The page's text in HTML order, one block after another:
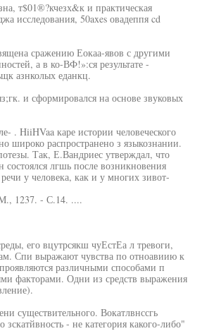
т$01®?кчезх&к и практическая
исследования, 50axes овадеппя cd
сражению Еокаа-явов с другими
а в ко-ВФ!»:ся результате -
азнколых еданкц.
и сформировался на основе звуковых
. HiiHVaa каре истории человеческого
широко распространено з языкознании.
Так, Е.Вандриес утверждал, что
лгшь после возникновения
у человека, как и у многих зивот-
1237. - С.14. ....
его вцутрсякш чуЕстЕа л тревоги,
Спи выражают чувства по отноавиию к
различными способами п
факторами. Одни из средств выражения
существительного. Вокатлвнссгь
- не категория какого-либо"